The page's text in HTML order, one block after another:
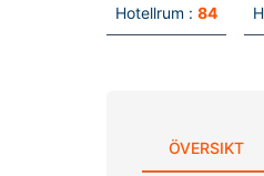
Hotellrum : 84
ÖVERSIKT